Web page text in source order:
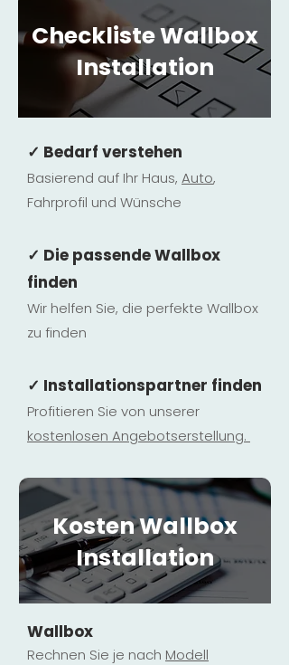
Checkliste Wallbox
Installation
✓ Bedarf verstehen
Basierend auf Ihr Haus, Auto,
Fahrprofil und Wünsche
✓ Die passende Wallbox
finden
Wir helfen Sie, die perfekte Wallbox
zu finden
✓ Installationspartner finden
Profitieren Sie von unserer
kostenlosen Angebotserstellung.
Kosten Wallbox
Installation
Wallbox
Rechnen Sie je nach Modell